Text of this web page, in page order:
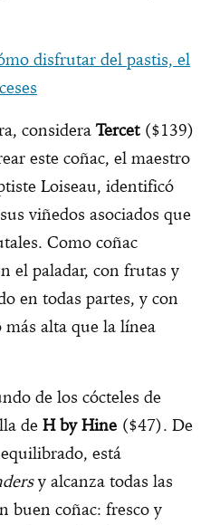
disfrutar del pastis, el
consideraTercet($139)
este coñac, el maestro
Loiseau, identificó
viñedos asociados que
Como coñac
el paladar, con frutas y
en todas partes, y con
alta que la línea
de los cócteles de
de H by Hine ($47). De
está
y alcanza todas las
buen coñac: fresco y